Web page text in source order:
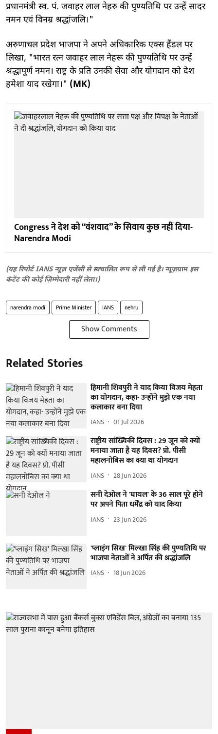
प्रधानमंत्री स्व. पं. जवाहर लाल नेहरु की पुण्यतिथि पर उन्हें सादर
नमन एवं विनम्र श्रद्धांजलि।"
अरुणाचल प्रदेश भाजपा ने अपने अधिकारिक एक्स हैंडल पर
लिखा, "भारत रत्न जवाहर लाल नेहरू की पुण्यतिथि पर उन्हें
श्रद्धापूर्ण नमन। राष्ट्र के प्रति उनकी सेवा और योगदान को देश
हमेशा याद रखेगा।" (MK)
Congress ने देश को “वंशवाद” के सिवाय कुछ नहीं दिया-
Narendra Modi
(यह रिपोर्ट IANS न्यूज़ एजेंसी से स्वचालित रूप से ली गई है।न्यूज़ग्राम इस
कंटेंट की कोई ज़िम्मेदारी नहीं लेता।)
narendra modi Prime Minister IANS nehru
Show Comments
Related Stories
हिमानी शिवपुरी ने याद किया विजय मेहता
का योगदान, कहा- उन्होंने मुझे एक नया
कलाकार बना दिया
IANS 01 Jul 2026
राष्ट्रीय सांख्यिकी दिवस : 29 जून को क्यों
मनाया जाता है यह दिवस? प्रो. पीसी
महालनोबिस का क्या था योगदान
IANS 28 Jun 2026
सनी देओल ने 'घायल' के 36 साल पूरे होने
पर अपने पिता धर्मेंद्र को याद किया
IANS 23 Jun 2026
'प्लाइंग सिख' मिल्खा सिंह की पुण्यतिथि पर
भाजपा नेताओं ने अर्पित की श्रद्धांजलि
IANS 18 Jun 2026